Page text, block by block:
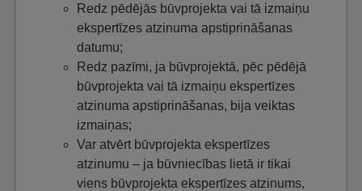
Redz pēdējās būvprojekta vai tā izmaiņu
ekspertīzes atzinuma apstiprināšanas
datumu;
Redz pazīmi, ja būvprojektā, pēc pēdējā
būvprojekta vai tā izmaiņu ekspertīzes
atzinuma apstiprināšanas, bija veiktas
izmaiņas;
Var atvērt būvprojekta ekspertīzes
atzinumu – ja būvniecības lietā ir tikai
viens būvprojekta ekspertīzes atzinums,